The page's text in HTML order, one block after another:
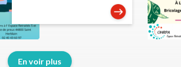
En voir plus